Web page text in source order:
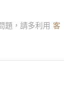
題，請多利用 客